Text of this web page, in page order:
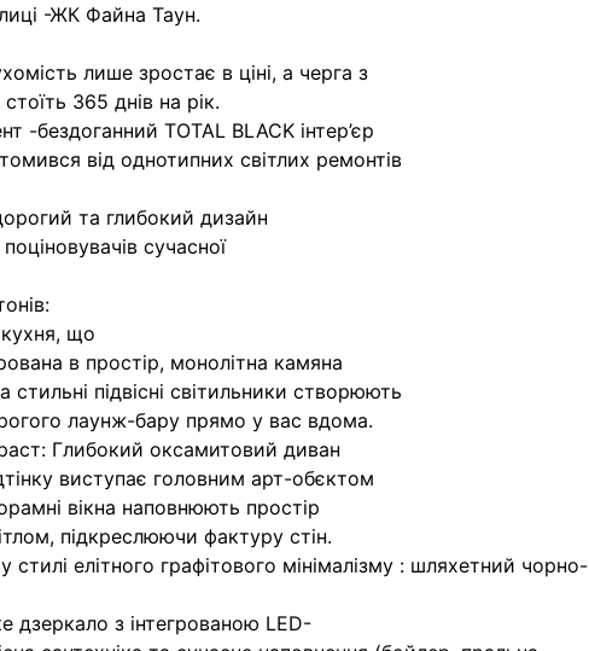
-ЖК Файна Таун.
лише зростає в ціні, а черга з
365 днів на рік.
-бездоганний TOTAL BLACK інтер’єр
від однотипних світлих ремонтів
та глибокий дизайн
сучасної
що
в простір, монолітна камяна
стильні підвісні світильники створюють
лаунж-бару прямо у вас вдома.
Глибокий оксамитовий диван
виступає головним арт-обєктом
вікна наповнюють простір
підкреслюючи фактуру стін.
стилі елітного графітового мінімалізму : шляхетний чорно-
дзеркало з інтегрованою LED-